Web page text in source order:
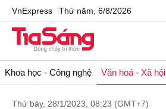
VnExpress Thứ năm, 6/8/2026
Khoa học - Công nghệ Văn hoá - Xã hội
Thứ bảy, 28/1/2023, 08:23 (GMT+7)